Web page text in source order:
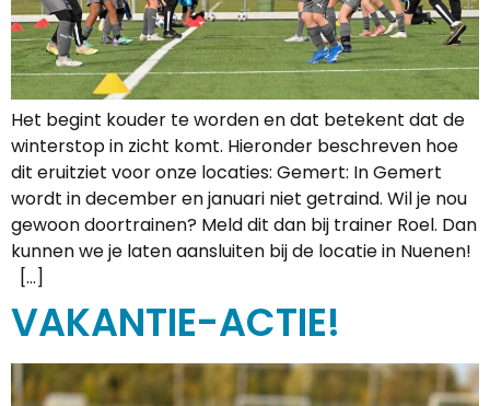
Het begint kouder te worden en dat betekent dat de
winterstop in zicht komt. Hieronder beschreven hoe
dit eruitziet voor onze locaties: Gemert: In Gemert
wordt in december en januari niet getraind. Wil je nou
gewoon doortrainen? Meld dit dan bij trainer Roel. Dan
kunnen we je laten aansluiten bij de locatie in Nuenen!
[…]
VAKANTIE-ACTIE!